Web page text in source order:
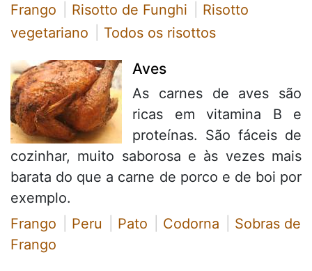
Frango
Risotto de Funghi
Risotto
vegetariano
Todos os risottos
Aves
As carnes de aves são
ricas em vitamina B e
proteínas. São fáceis de
cozinhar, muito saborosa e às vezes mais
barata do que a carne de porco e de boi por
exemplo.
Frango
Peru Pato Codorna
Sobras de
Frango